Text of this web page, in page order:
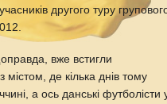
другого туру
вже встигли
містом, де кілька днів тому
а ось данські футболісти